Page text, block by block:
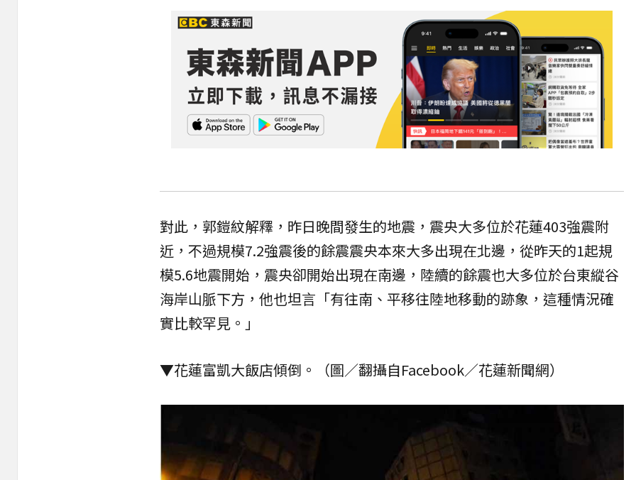
對此，郭鎧紋解釋，昨日晚間發生的地震，震央大多位於花蓮403強震附
近，不過規模7.2強震後的餘震震央本來大多出現在北邊，從昨天的1起規
模5.6地震開始，震央卻開始出現在南邊，陸續的餘震也大多位於台東縱谷
海岸山脈下方，他也坦言「有往南、平移往陸地移動的跡象，這種情況確
實比較罕見。」
▼花蓮富凱大飯店傾倒。（圖／翻攝自Facebook／花蓮新聞網）